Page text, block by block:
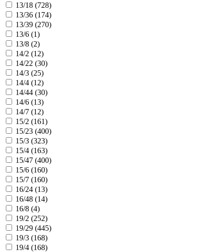
13/18 (728)
13/36 (174)
13/39 (270)
13/6 (1)
13/8 (2)
14/2 (12)
14/22 (30)
14/3 (25)
14/4 (12)
14/44 (30)
14/6 (13)
14/7 (12)
15/2 (161)
15/23 (400)
15/3 (323)
15/4 (163)
15/47 (400)
15/6 (160)
15/7 (160)
16/24 (13)
16/48 (14)
16/8 (4)
19/2 (252)
19/29 (445)
19/3 (168)
19/4 (168)